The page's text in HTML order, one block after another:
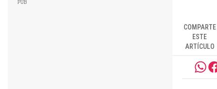
COMPARTE
ESTE
ARTÍCULO